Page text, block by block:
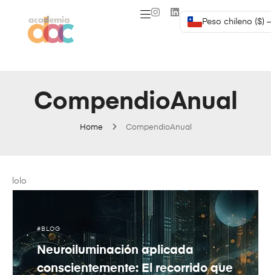
Peso chileno ($)
Home CompendioAnual
CompendioAnual
lolo
BLOG
Neuroiluminación aplicada
conscientemente: El recorrido que